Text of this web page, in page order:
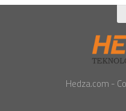
Hedza.com -